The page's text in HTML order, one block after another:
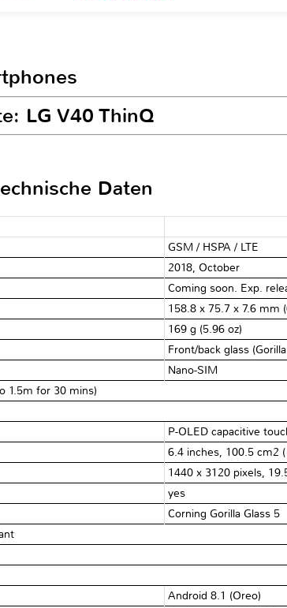
LG V40 ThinQ
Daten
GSM / HSPA / LTE
2018, October
Coming soon. Exp.
158.8 x 75.7 x 7.6 mm
169 g (5.96 oz)
Front/back glass
Nano-SIM
1.5m for 30 mins)
P-OLED capacitive
6.4 inches, 100.5 cm2
1440 x 3120 pixels,
yes
Corning Gorilla Glass 5
Android 8.1 (Oreo)